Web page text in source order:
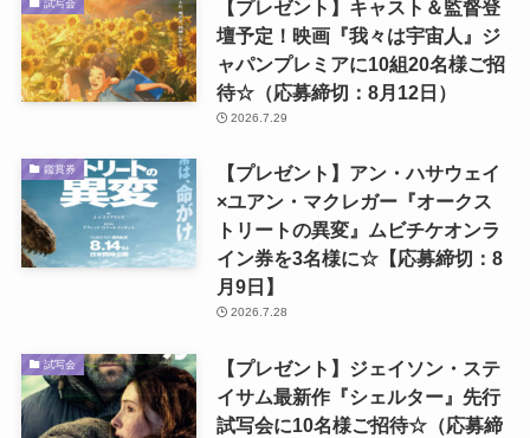
試写会
【プレゼント】キャスト＆監督登
壇予定！映画『我々は宇宙人』ジ
ャパンプレミアに10組20名様ご招
待☆（応募締切：8月12日）
2026.7.29
鑑賞券
【プレゼント】アン・ハサウェイ
×ユアン・マクレガー『オークス
トリートの異変』ムビチケオンラ
イン券を3名様に☆【応募締切：8
月9日】
2026.7.28
試写会
【プレゼント】ジェイソン・ステ
イサム最新作『シェルター』先行
試写会に10名様ご招待☆（応募締